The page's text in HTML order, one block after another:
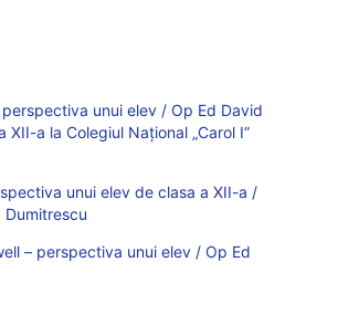
unui elev / Op Ed David
XII-a la Colegiul Național „Carol I”
unui elev de clasa a XII-a /
Dumitrescu
– perspectiva unui elev / Op Ed